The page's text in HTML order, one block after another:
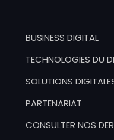
BUSINESS DIGITAL
TECHNOLOGIES DU
SOLUTIONS
PARTENARIAT
CONSULTER NOS